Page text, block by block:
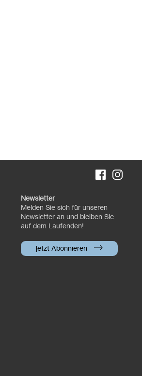
Newsletter
Melden Sie sich für unseren
Newsletter an und bleiben Sie
auf dem Laufenden!
jetzt Abonnieren